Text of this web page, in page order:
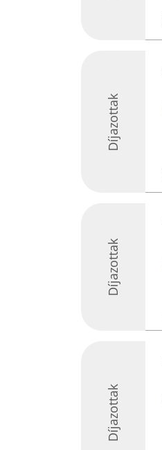
Díjazottak
Díjazottak
Díjazottak